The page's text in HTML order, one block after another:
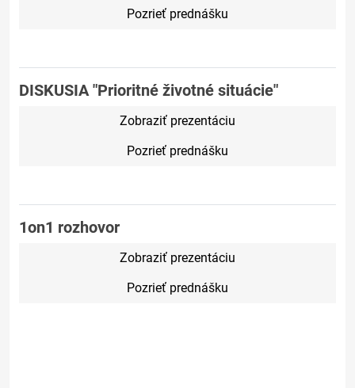
Pozrieť prednášku
DISKUSIA "Prioritné životné situácie"
Zobraziť prezentáciu
Pozrieť prednášku
1on1 rozhovor
Zobraziť prezentáciu
Pozrieť prednášku